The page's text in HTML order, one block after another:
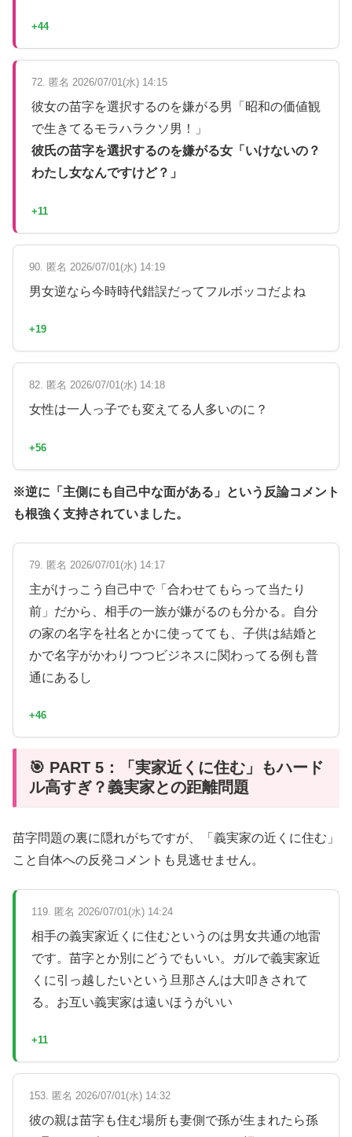
+44
72. 匿名 2026/07/01(水) 14:15
彼女の苗字を選択するのを嫌がる男「昭和の価値観
で生きてるモラハラクソ男！」
彼氏の苗字を選択するのを嫌がる女「いけないの？
わたし女なんですけど？」
+11
90. 匿名 2026/07/01(水) 14:19
男女逆なら今時時代錯誤だってフルボッコだよね
+19
82. 匿名 2026/07/01(水) 14:18
女性は一人っ子でも変えてる人多いのに？
+56
※逆に「主側にも自己中な面がある」という反論コメント
も根強く支持されていました。
79. 匿名 2026/07/01(水) 14:17
主がけっこう自己中で「合わせてもらって当たり
前」だから、相手の一族が嫌がるのも分かる。自分
の家の名字を社名とかに使ってても、子供は結婚と
かで名字がかわりつつビジネスに関わってる例も普
通にあるし
+46
🎯 PART 5：「実家近くに住む」もハード
ル高すぎ？義実家との距離問題
苗字問題の裏に隠れがちですが、「義実家の近くに住む」
こと自体への反発コメントも見逃せません。
119. 匿名 2026/07/01(水) 14:24
相手の義実家近くに住むというのは男女共通の地雷
です。苗字とか別にどうでもいい。ガルで義実家近
くに引っ越したいという旦那さんは大叩きされて
る。お互い義実家は遠いほうがいい
+11
153. 匿名 2026/07/01(水) 14:32
彼の親は苗字も住む場所も妻側で孫が生まれたら孫